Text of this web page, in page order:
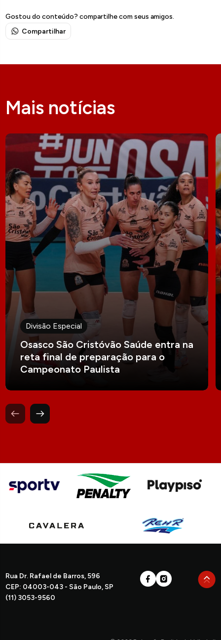
Gostou do conteúdo? compartilhe com seus amigos.
Compartilhar
Mais notícias
Divisão Especial
Osasco São Cristóvão Saúde entra na
reta final de preparação para o
Campeonato Paulista
Rua Dr. Rafael de Barros, 596
CEP: 04003-043 - São Paulo, SP
(11) 3053-9560